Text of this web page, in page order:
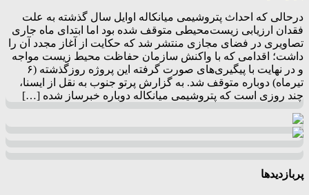
درحالی که احداث پتروشیمی میانکاله اوایل سال گذشته به علت
فقدان ارزیابی زیست‌محیطی متوقف شده بود اما ابتدای ماه جاری
تصاویری در فضای مجازی منتشر شد که حکایت از آغاز مجدد آن را
داشت؛ اقدامی که با واکنش سازمان حفاظت محیط زیست مواجه
و در نهایت با پیگیری‌های صورت گرفته این پروژه روزگذشته (۶
تیرماه) دوباره متوقف شد. به گزارش پرتو جنوب به نقل از ایسنا،
چند روزی است که پتروشیمی میانکاله دوباره خبرساز شده […]
پربازدیدها